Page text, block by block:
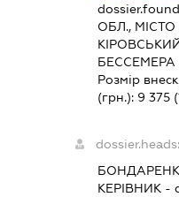
ОБЛ.,
БЕССЕМЕРА
Розмір
(грн.): 9 375
dossier.heads:
КЕРІВНИК -